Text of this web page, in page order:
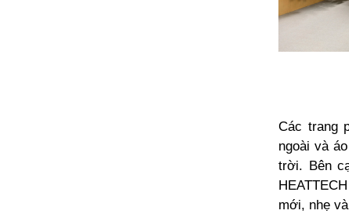
Các trang
ngoài và
trời. Bên
mới, nhẹ